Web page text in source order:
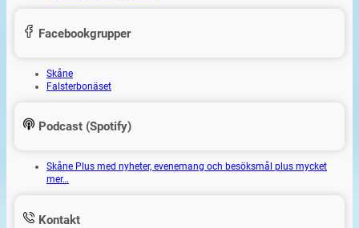
Facebookgrupper
Skåne
Falsterbonäset
Podcast (Spotify)
Skåne Plus med nyheter, evenemang och besöksmål plus mycket
mer…
Kontakt